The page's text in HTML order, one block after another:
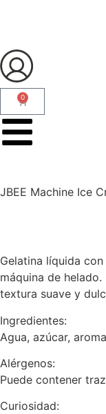
0
JBEE Machine Ice
Gelatina líquida
máquina de
textura suave y
Ingredientes:
Agua, azúcar,
Alérgenos:
Puede contener
Curiosidad: